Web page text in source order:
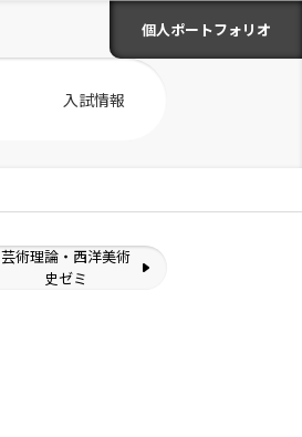
個人ポートフォリオ
入試情報
芸術理論・西洋美術
史ゼミ